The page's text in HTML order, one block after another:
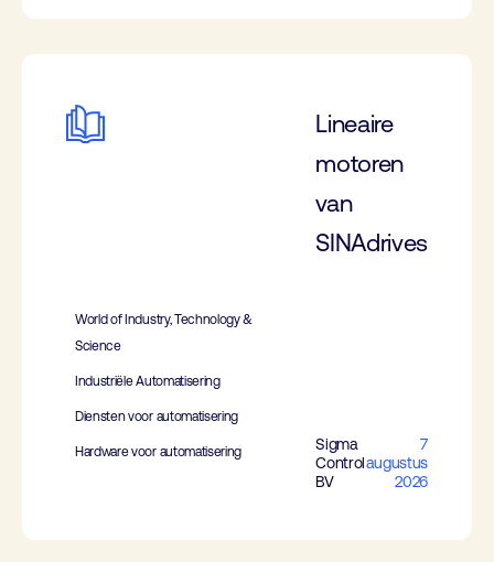
Lineaire
motoren
van
SINAdrives
World of Industry, Technology &
Science
Industriële Automatisering
Diensten voor automatisering
Hardware voor automatisering
Sigma
Control
BV
7
augustus
2026